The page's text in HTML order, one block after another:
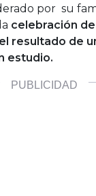
por su
celebración
resultado de
estudio.